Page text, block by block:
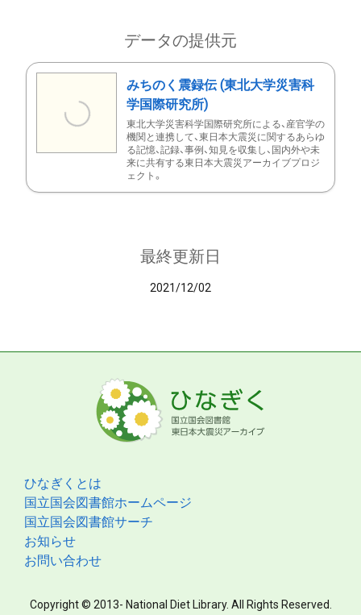
データの提供元
みちのく震録伝 (東北大学災害科
学国際研究所)
東北大学災害科学国際研究所による、産官学の
機関と連携して、東日本大震災に関するあらゆ
る記憶、記録、事例、知見を収集し、国内外や未
来に共有する東日本大震災アーカイブプロジ
ェクト。
最終更新日
2021/12/02
ひなぎくとは
国立国会図書館ホームページ
国立国会図書館サーチ
お知らせ
お問い合わせ
Copyright © 2013- National Diet Library. All Rights Reserved.